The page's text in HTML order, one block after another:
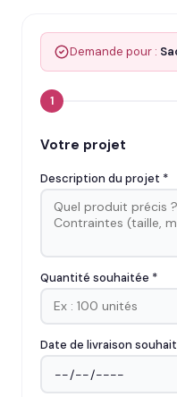
Demande pour :
1
Votre projet
Description du projet *
Quantité souhaitée *
Date de livraison